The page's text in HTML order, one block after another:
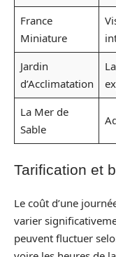
France
Miniature
Jardin
d’Acclimatation
La Mer de
Sable
Tarification et
Le coût d’une
varier
peuvent fluctuer